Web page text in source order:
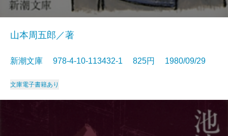
山本周五郎／著
新潮文庫 978-4-10-113432-1 825円 1980/09/29
文庫電子書籍あり